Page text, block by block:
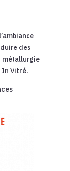
des
métallurgie
In Vitré.